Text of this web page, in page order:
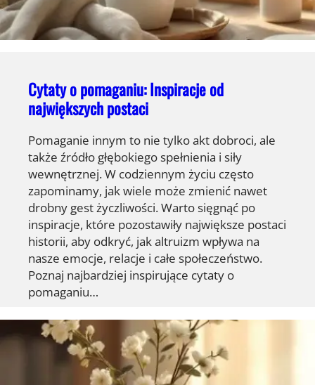
Cytaty o pomaganiu: Inspiracje od
największych postaci
Pomaganie innym to nie tylko akt dobroci, ale
także źródło głębokiego spełnienia i siły
wewnętrznej. W codziennym życiu często
zapominamy, jak wiele może zmienić nawet
drobny gest życzliwości. Warto sięgnąć po
inspiracje, które pozostawiły największe postaci
historii, aby odkryć, jak altruizm wpływa na
nasze emocje, relacje i całe społeczeństwo.
Poznaj najbardziej inspirujące cytaty o
pomaganiu…